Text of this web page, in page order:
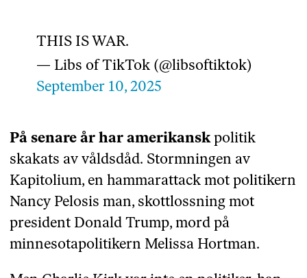
THIS IS WAR.
— Libs of TikTok (@libsoftiktok)
September 10, 2025
På senare år har amerikanskpolitik
skakats av våldsdåd. Stormningen av
Kapitolium, en hammarattack mot politikern
Nancy Pelosis man, skottlossning mot
president Donald Trump, mord på
minnesotapolitikern Melissa Hortman.